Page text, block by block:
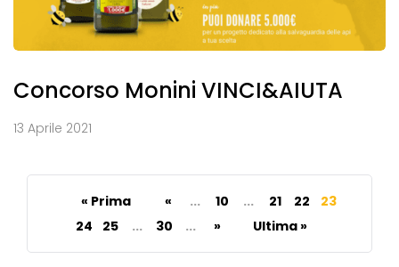
Concorso Monini VINCI&AIUTA
13 Aprile 2021
« Prima « ... 10 ... 21 22
23
24
25 ... 30 ... » Ultima »